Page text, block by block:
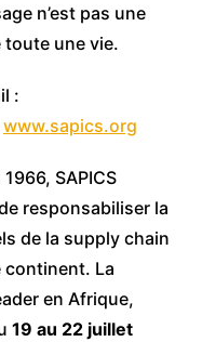
n’est pas une
toute une vie.
:
www.sapics.org
SAPICS
responsabiliser la
de la supply chain
continent. La
en Afrique,
19 au 22 juillet